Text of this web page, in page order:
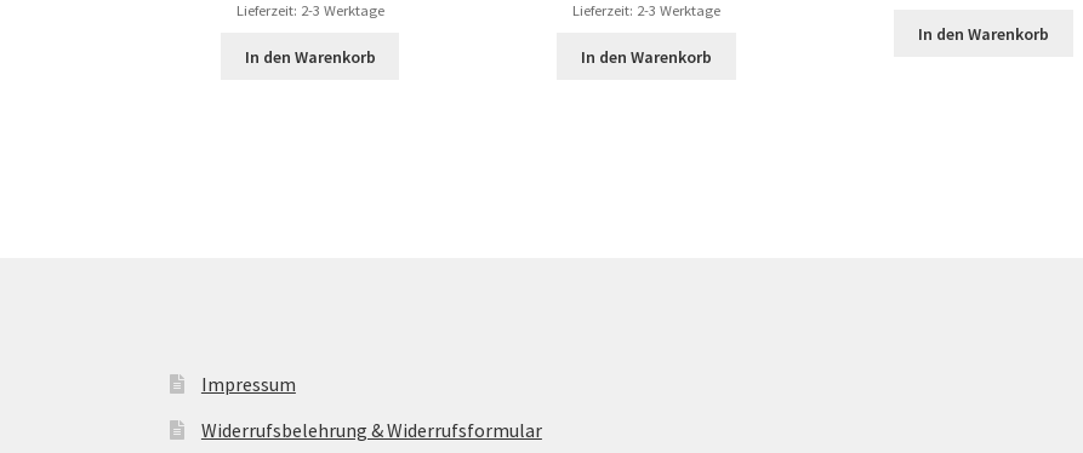
Lieferzeit: 2-3 Werktage
In den Warenkorb
Lieferzeit: 2-3 Werktage
In den Warenkorb
In den Warenkorb
Impressum
Widerrufsbelehrung & Widerrufsformular